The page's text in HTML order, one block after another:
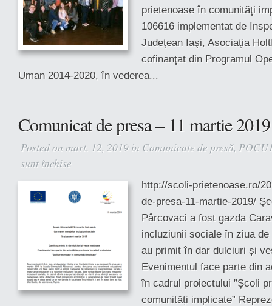
prietenoase în comunităţi
106616 implementat de
Judeţean Iaşi, Asociaţia
cofinanţat din Programul
Uman 2014-2020, în vederea...
Comunicat de presa – 11 martie 2019
Posted on mart. 12, 2019 in Comunicate de presă,
sunt închise
presa
11
2019
http://scoli-prietenoase.ro/
de-presa-11-martie-2019/
Pârcovaci a fost gazda
incluziunii sociale în ziua
au primit în dar dulciuri și
Evenimentul face parte din
în cadrul proiectului ”Școli
comunități implicate”